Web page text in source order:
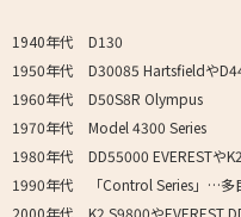
1940年代 D130
1950年代 D30085 Hartsfieldや
1960年代 D50S8R Olympus
1970年代 Model 4300 Series
1980年代 DD55000 EVERESTや
1990年代 「Control Series」…多
2000年代 K2 S9800やEVEREST